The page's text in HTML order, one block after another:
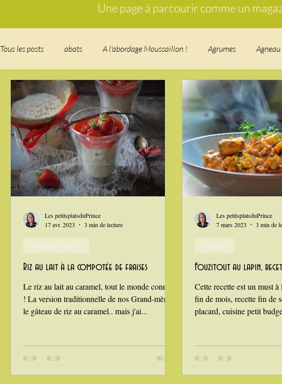
Une page à parcourir comme un
Tous les posts abats A l'abordage Moussaillon ! Agrumes
Breakfast c'est la rentrée ! Comfort food, les
cuisine des fleurs Cuisine du Camping Déjeuner sur l'herbe
Fondus de chocolat fruits à coque Garden Party - buffet - Verrines
Grillades, barbecues et plancha Healthy, léger, ou végétarien i Love
Riz au lait à la compotée de fraises
Le riz au lait au caramel, tout le monde connaît
! La version traditionnelle de nos Grand-mères,
le gâteau de riz au caramel.. mais j'ai...
Ramène ta fraise !
Les petitsplatsduPrince
17 avr. 2023
3 min de lecture
Fouzitout au lapin,
Cette recette est un must à
fin de mois, recette fin de
placard, cuisine petit
Antigaspi
Les petitsplatsduPrince
7 mars 2023
3 min de